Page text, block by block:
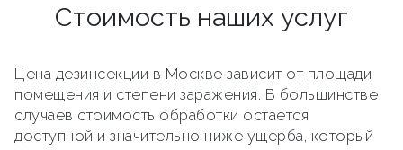
Стоимость наших услуг
Цена дезинсекции в Москве зависит от площади
помещения и степени заражения. В большинстве
случаев стоимость обработки остается
доступной и значительно ниже ущерба, который